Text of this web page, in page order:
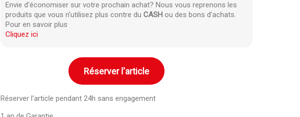
Envie d'économiser sur votre prochain achat? Nous vous reprenons les
produits que vous n'utilisez plus contre du CASH ou des bons d'achats.
Pour en savoir plus
Cliquez ici
Réserver l'article
Réserver l'article pendant 24h sans engagement